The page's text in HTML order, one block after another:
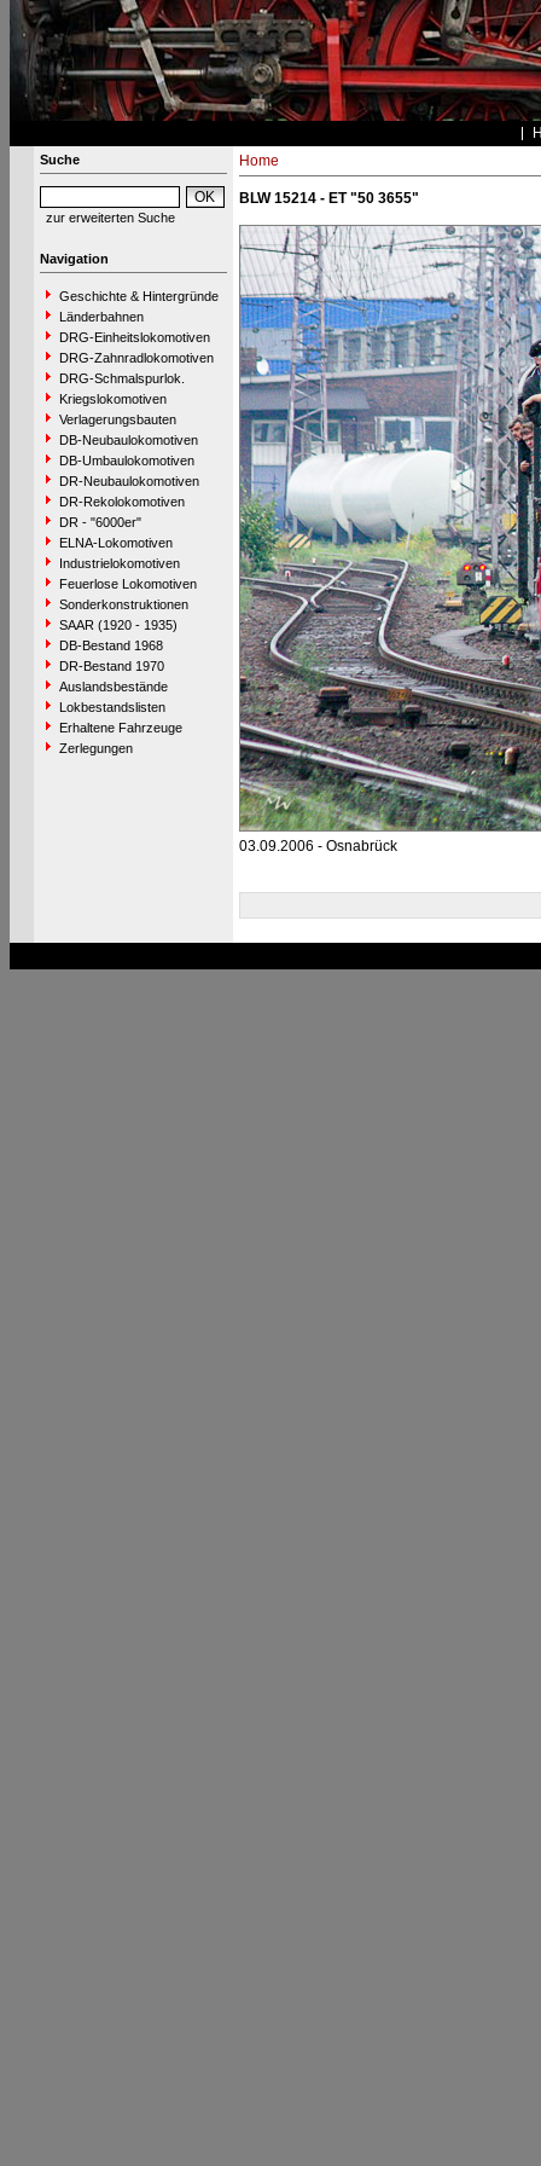
Suche
zur erweiterten Suche
Navigation
Geschichte & Hintergründe
Länderbahnen
DRG-Einheitslokomotiven
DRG-Zahnradlokomotiven
DRG-Schmalspurlok.
Kriegslokomotiven
Verlagerungsbauten
DB-Neubaulokomotiven
DB-Umbaulokomotiven
DR-Neubaulokomotiven
DR-Rekolokomotiven
DR - "6000er"
ELNA-Lokomotiven
Industrielokomotiven
Feuerlose Lokomotiven
Sonderkonstruktionen
SAAR (1920 - 1935)
DB-Bestand 1968
DR-Bestand 1970
Auslandsbestände
Lokbestandslisten
Erhaltene Fahrzeuge
Zerlegungen
Home
BLW 15214 - ET "50 3655"
03.09.2006 - Osnabrück